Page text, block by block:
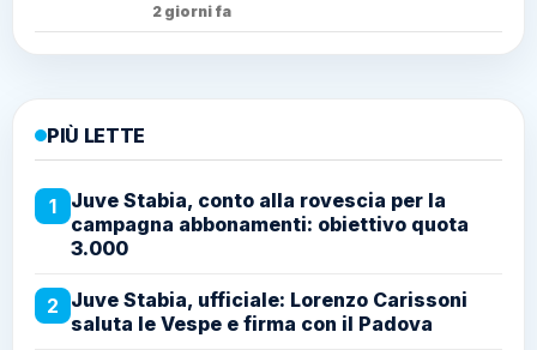
2 giorni fa
PIÙ LETTE
1
Juve Stabia, conto alla rovescia per la
campagna abbonamenti: obiettivo quota
3.000
2 Juve Stabia, ufficiale: Lorenzo Carissoni
saluta le Vespe e firma con il Padova